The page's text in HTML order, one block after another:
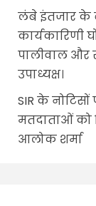
लंबे इंतजार के
कार्यकारिणी
पालीवाल और
उपाध्यक्ष।
SIR के
मतदाताओं को
आलोक शर्मा